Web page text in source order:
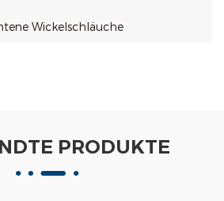
Wickelschläuche
PRODUKTE